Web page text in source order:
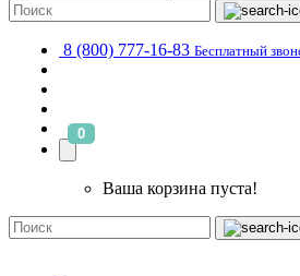
8 (800) 777-16-83 Бесплатный
0
Ваша корзина пуста!